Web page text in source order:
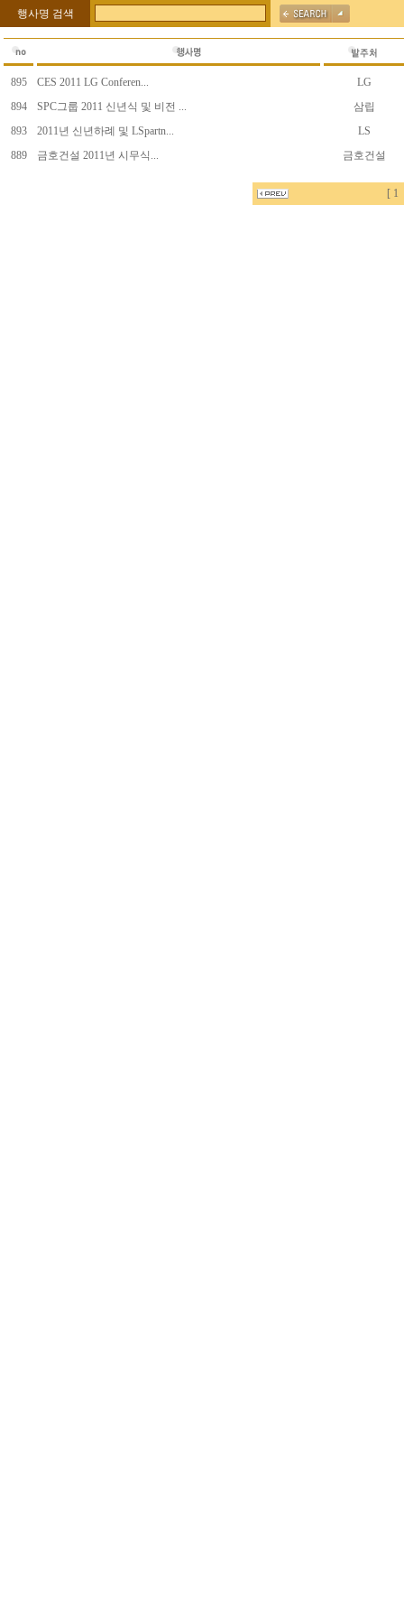
행사명 검색
895 CES 2011 LG Conferen...
LG
894
SPC그룹 2011 신년식 및 비전 ...
삼립
893
2011년 신년하례 및 LSpartn...
LS
889
금호건설 2011년 시무식... 금호건설
[ 1